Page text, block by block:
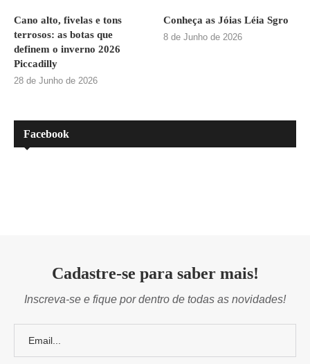
Cano alto, fivelas e tons
terrosos: as botas que
definem o inverno 2026
Piccadilly
28 de Junho de 2026
Conheça as Jóias Léia Sgro
8 de Junho de 2026
Facebook
Cadastre-se para saber mais!
Inscreva-se e fique por dentro de todas as novidades!